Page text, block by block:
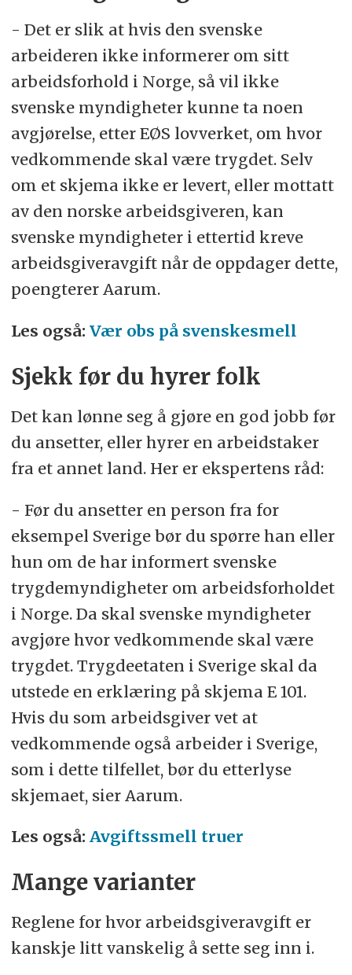
- Det er slik at hvis den svenske
arbeideren ikke informerer om sitt
arbeidsforhold i Norge, så vil ikke
svenske myndigheter kunne ta noen
avgjørelse, etter EØS lovverket, om hvor
vedkommende skal være trygdet. Selv
om et skjema ikke er levert, eller mottatt
av den norske arbeidsgiveren, kan
svenske myndigheter i ettertid kreve
arbeidsgiveravgift når de oppdager dette,
poengterer Aarum.
Les også: Vær obs på svenskesmell
Sjekk før du hyrer folk
Det kan lønne seg å gjøre en god jobb før
du ansetter, eller hyrer en arbeidstaker
fra et annet land. Her er ekspertens råd:
- Før du ansetter en person fra for
eksempel Sverige bør du spørre han eller
hun om de har informert svenske
trygdemyndigheter om arbeidsforholdet
i Norge. Da skal svenske myndigheter
avgjøre hvor vedkommende skal være
trygdet. Trygdeetaten i Sverige skal da
utstede en erklæring på skjema E 101.
Hvis du som arbeidsgiver vet at
vedkommende også arbeider i Sverige,
som i dette tilfellet, bør du etterlyse
skjemaet, sier Aarum.
Les også: Avgiftssmell truer
Mange varianter
Reglene for hvor arbeidsgiveravgift er
kanskje litt vanskelig å sette seg inn i.